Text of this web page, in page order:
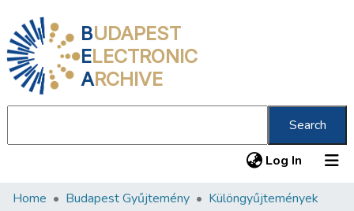
BUDAPEST
ELECTRONIC
ARCHIVE
Search
Log In (current)
Communities & Collections
Home Budapest Gyűjtemény
Különgyűjtemények